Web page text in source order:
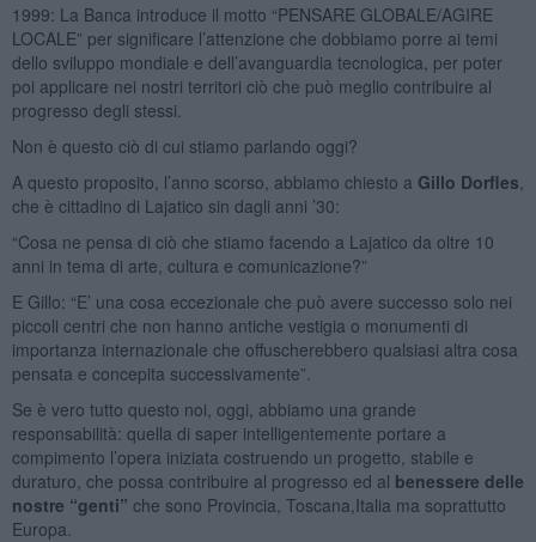
1999: La Banca introduce il motto “PENSARE GLOBALE/AGIRE
LOCALE” per significare l’attenzione che dobbiamo porre ai temi
dello sviluppo mondiale e dell’avanguardia tecnologica, per poter
poi applicare nei nostri territori ciò che può meglio contribuire al
progresso degli stessi.
Non è questo ciò di cui stiamo parlando oggi?
A questo proposito, l’anno scorso, abbiamo chiesto a Gillo Dorfles
che è cittadino di Lajatico sin dagli anni ’30:
“Cosa ne pensa di ciò che stiamo facendo a Lajatico da oltre 10
anni in tema di arte, cultura e comunicazione?”
E Gillo: “E’ una cosa eccezionale che può avere successo solo nei
piccoli centri che non hanno antiche vestigia o monumenti di
importanza internazionale che offuscherebbero qualsiasi altra cosa
pensata e concepita successivamente”.
Se è vero tutto questo noi, oggi, abbiamo una grande
responsabilità: quella di saper intelligentemente portare a
compimento l’opera iniziata costruendo un progetto, stabile e
duraturo, che possa contribuire al progresso ed al benessere delle
nostre “genti” che sono Provincia, Toscana,Italia ma soprattutto
Europa.